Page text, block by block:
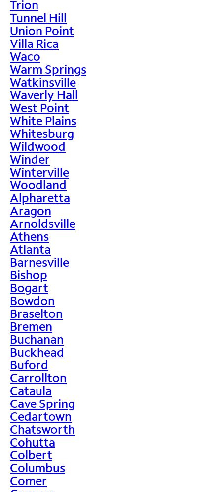
Trion
Tunnel Hill
Union Point
Villa Rica
Waco
Warm Springs
Watkinsville
Waverly Hall
West Point
White Plains
Whitesburg
Wildwood
Winder
Winterville
Woodland
Alpharetta
Aragon
Arnoldsville
Athens
Atlanta
Barnesville
Bishop
Bogart
Bowdon
Braselton
Bremen
Buchanan
Buckhead
Buford
Carrollton
Cataula
Cave Spring
Cedartown
Chatsworth
Cohutta
Colbert
Columbus
Comer